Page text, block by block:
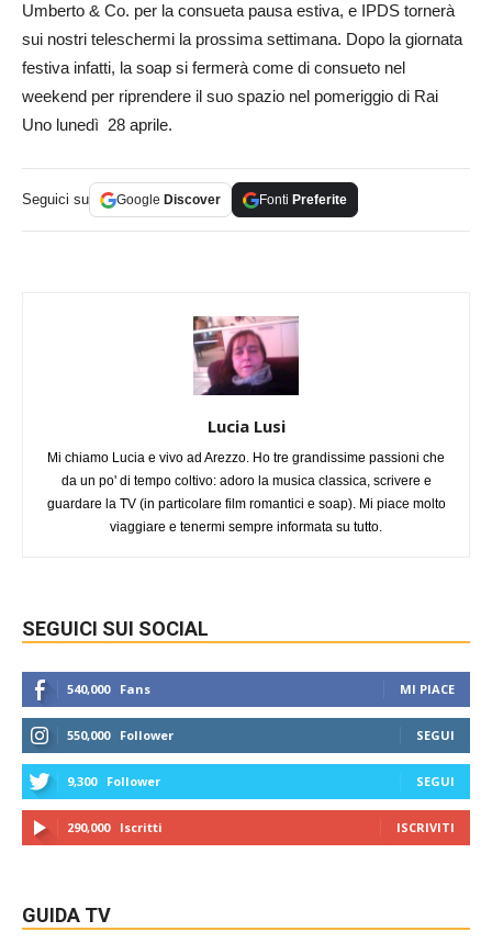
Umberto & Co. per la consueta pausa estiva, e IPDS tornerà
sui nostri teleschermi la prossima settimana. Dopo la giornata
festiva infatti, la soap si fermerà come di consueto nel
weekend per riprendere il suo spazio nel pomeriggio di Rai
Uno lunedì 28 aprile.
Seguici su Google Discover Fonti Preferite
Lucia Lusi
Mi chiamo Lucia e vivo ad Arezzo. Ho tre grandissime passioni che
da un po' di tempo coltivo: adoro la musica classica, scrivere e
guardare la TV (in particolare film romantici e soap). Mi piace molto
viaggiare e tenermi sempre informata su tutto.
SEGUICI SUI SOCIAL
540,000 Fans MI PIACE
550,000 Follower SEGUI
9,300 Follower SEGUI
290,000 Iscritti ISCRIVITI
GUIDA TV